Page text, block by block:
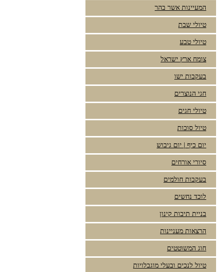
המעיינות אשר בהר
טיולי שבת
טיולי טבע
צומח ארץ ישראל
בעקבות ישו
חגי הנוצרים
טיולי חגים
טיול סוכות
יום כיף | יום גיבוש
סיורי אורחים
בעקבות חולמים
לוכד נחשים
בניית תיבות קינון
הרצאות מעניינות
חוג המשוטטים
טיול לנכים ובעלי מוגבלויות